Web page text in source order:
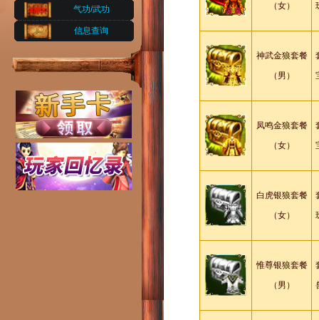
气功/武功
信息查询
（女）
神武金狼套餐
（男）
凤鸣金狼套餐
（女）
白虎银狼套餐
（女）
惟尊银狼套餐
（男）